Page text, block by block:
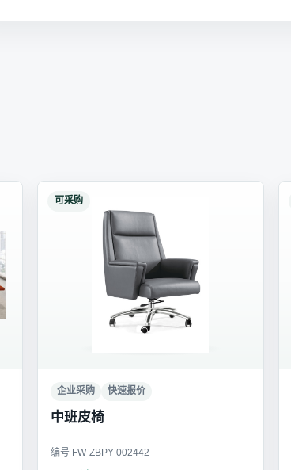
可采购
企业采购 快速报价
中班皮椅
编号 FW-ZBPY-002442